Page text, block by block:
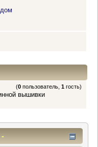
(0 пользователь,1 гость)
вышивки